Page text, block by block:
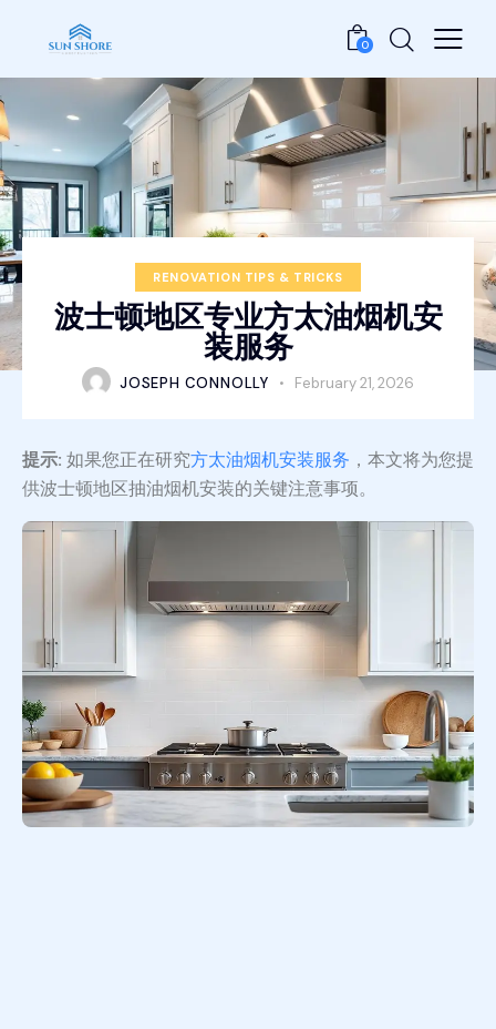
0
RENOVATION TIPS & TRICKS
波士顿地区专业方太油烟机安
装服务
JOSEPH CONNOLLY February 21, 2026
提示: 如果您正在研究方太油烟机安装服务 ，本文将为您提
供波士顿地区抽油烟机安装的关键注意事项。